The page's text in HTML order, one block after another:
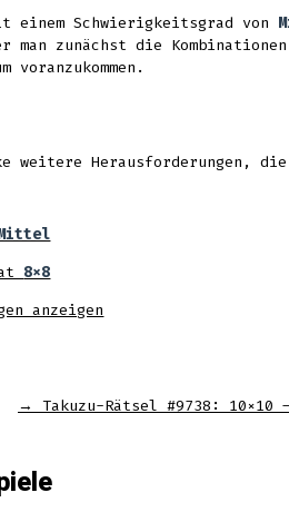
einem Schwierigkeitsgrad von
man zunächst die
weitere Herausforderungen, die
8x8
anzeigen
→ Takuzu-Rätsel #9738: